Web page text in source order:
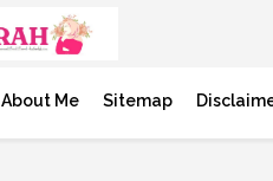
About Me Sitemap